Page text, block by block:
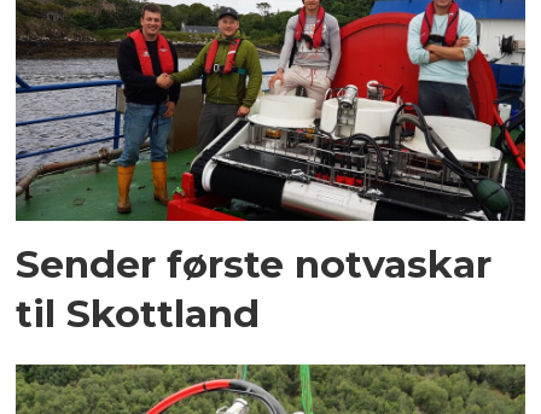
Sender første notvaskar
til Skottland